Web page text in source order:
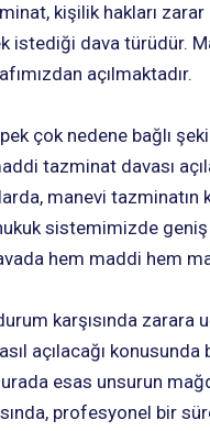
kişilik hakları
istediği dava türüdür.
açılmaktadır.
çok nedene bağlı
tazminat davası
manevi tazminatın
sistemimizde
hem maddi hem
karşısında
açılacağı
esas unsurun
profesyonel bir